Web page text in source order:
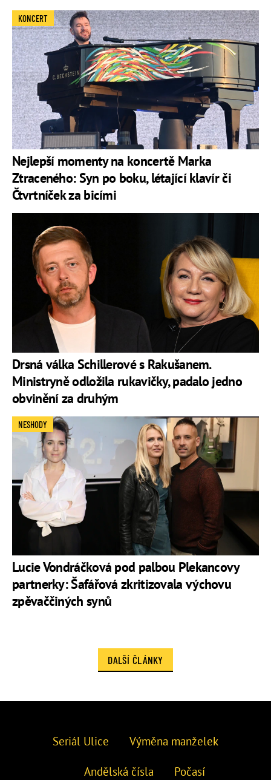
Nejlepší momenty na koncertě Marka
Ztraceného: Syn po boku, létající klavír či
Čtvrtníček za bicími
KONCERT
Drsná válka Schillerové s Rakušanem.
Ministryně odložila rukavičky, padalo jedno
obvinění za druhým
Lucie Vondráčková pod palbou Plekancovy
partnerky: Šafářová zkritizovala výchovu
zpěvaččiných synů
NESHODY
DALŠÍ ČLÁNKY
Seriál Ulice Výměna manželek
Andělská čísla Počasí